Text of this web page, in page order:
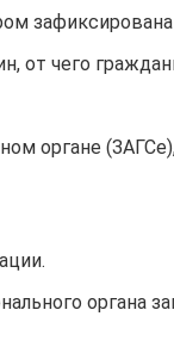
от чего
органе
органа